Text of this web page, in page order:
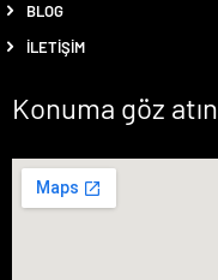
BLOG
İLETIŞIM
Konuma göz atın